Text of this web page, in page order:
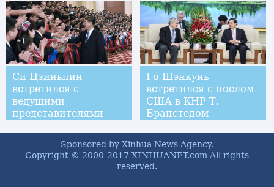
Пекине
договорились об
установлении
всеобъемлющего
стратегического
партнерства
Си Цзиньпин
встретился с
ведущими
представителями
Го Шэнкунь
встретился с послом
США в КНР Т.
Бранстедом
Sponsored by Xinhua News Agency.
Copyright © 2000-2017 XINHUANET.com All rights
reserved.